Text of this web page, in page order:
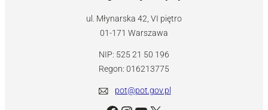
ul. Młynarska 42, VI piętro
01-171 Warszawa
NIP: 525 21 50 196
Regon: 016213775
pot@pot.gov.pl